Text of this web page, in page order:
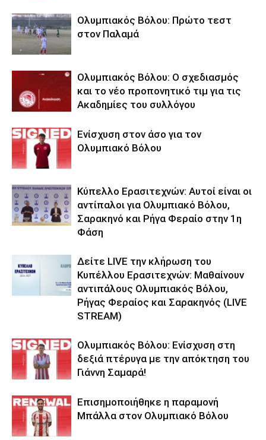
Ολυμπιακός Βόλου: Πρώτο τεστ
στον Παλαμά
Ολυμπιακός Βόλου: Ο σχεδιασμός
και το νέο προπονητικό τιμ για τις
Ακαδημίες του συλλόγου
Ενίσχυση στον άσο για τον
Ολυμπιακό Βόλου
Κύπελλο Ερασιτεχνών: Αυτοί είναι οι
αντίπαλοι για Ολυμπιακό Βόλου,
Σαρακηνό και Ρήγα Φεραίο στην 1η
Φάση
Δείτε LIVE την κλήρωση του
Κυπέλλου Ερασιτεχνών: Μαθαίνουν
αντιπάλους Ολυμπιακός Βόλου,
Ρήγας Φεραίος και Σαρακηνός (LIVE
STREAM)
Ολυμπιακός Βόλου: Ενίσχυση στη
δεξιά πτέρυγα με την απόκτηση του
Γιάννη Σαμαρά!
Επισημοποιήθηκε η παραμονή
Μπάλλα στον Ολυμπιακό Βόλου